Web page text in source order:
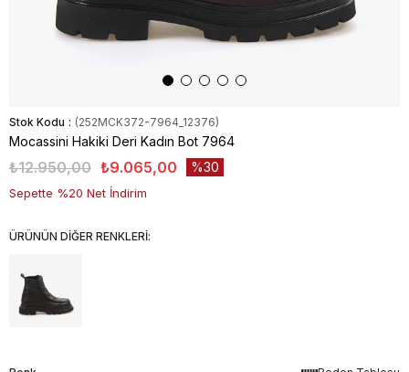
Stok Kodu (252MCK372-7964_12376)
Mocassini Hakiki Deri Kadın Bot 7964
₺12.950,00 ₺9.065,00 30
Sepette %20 Net İndirim
ÜRÜNÜN DİĞER RENKLERİ: